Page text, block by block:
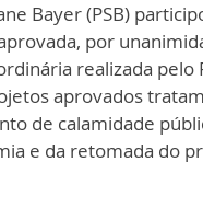
Bayer (PSB)
por
realizada pelo
aprovados
de calamidade
e da retomada do